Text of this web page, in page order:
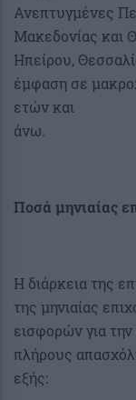
Ανεπτυγμένες
Μακεδονίας και
Ηπείρου,
έμφαση σε
ετών και
άνω.
Ποσά μηνιαίας
Η διάρκεια της
της μηνιαίας
εισφορών για
πλήρους
εξής: